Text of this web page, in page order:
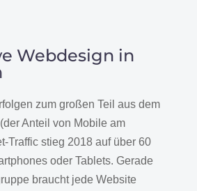
Webdesign in
zum großen Teil aus dem
Anteil von Mobile am
Traffic stieg 2018 auf über 60
oder Tablets. Gerade
braucht jede Website